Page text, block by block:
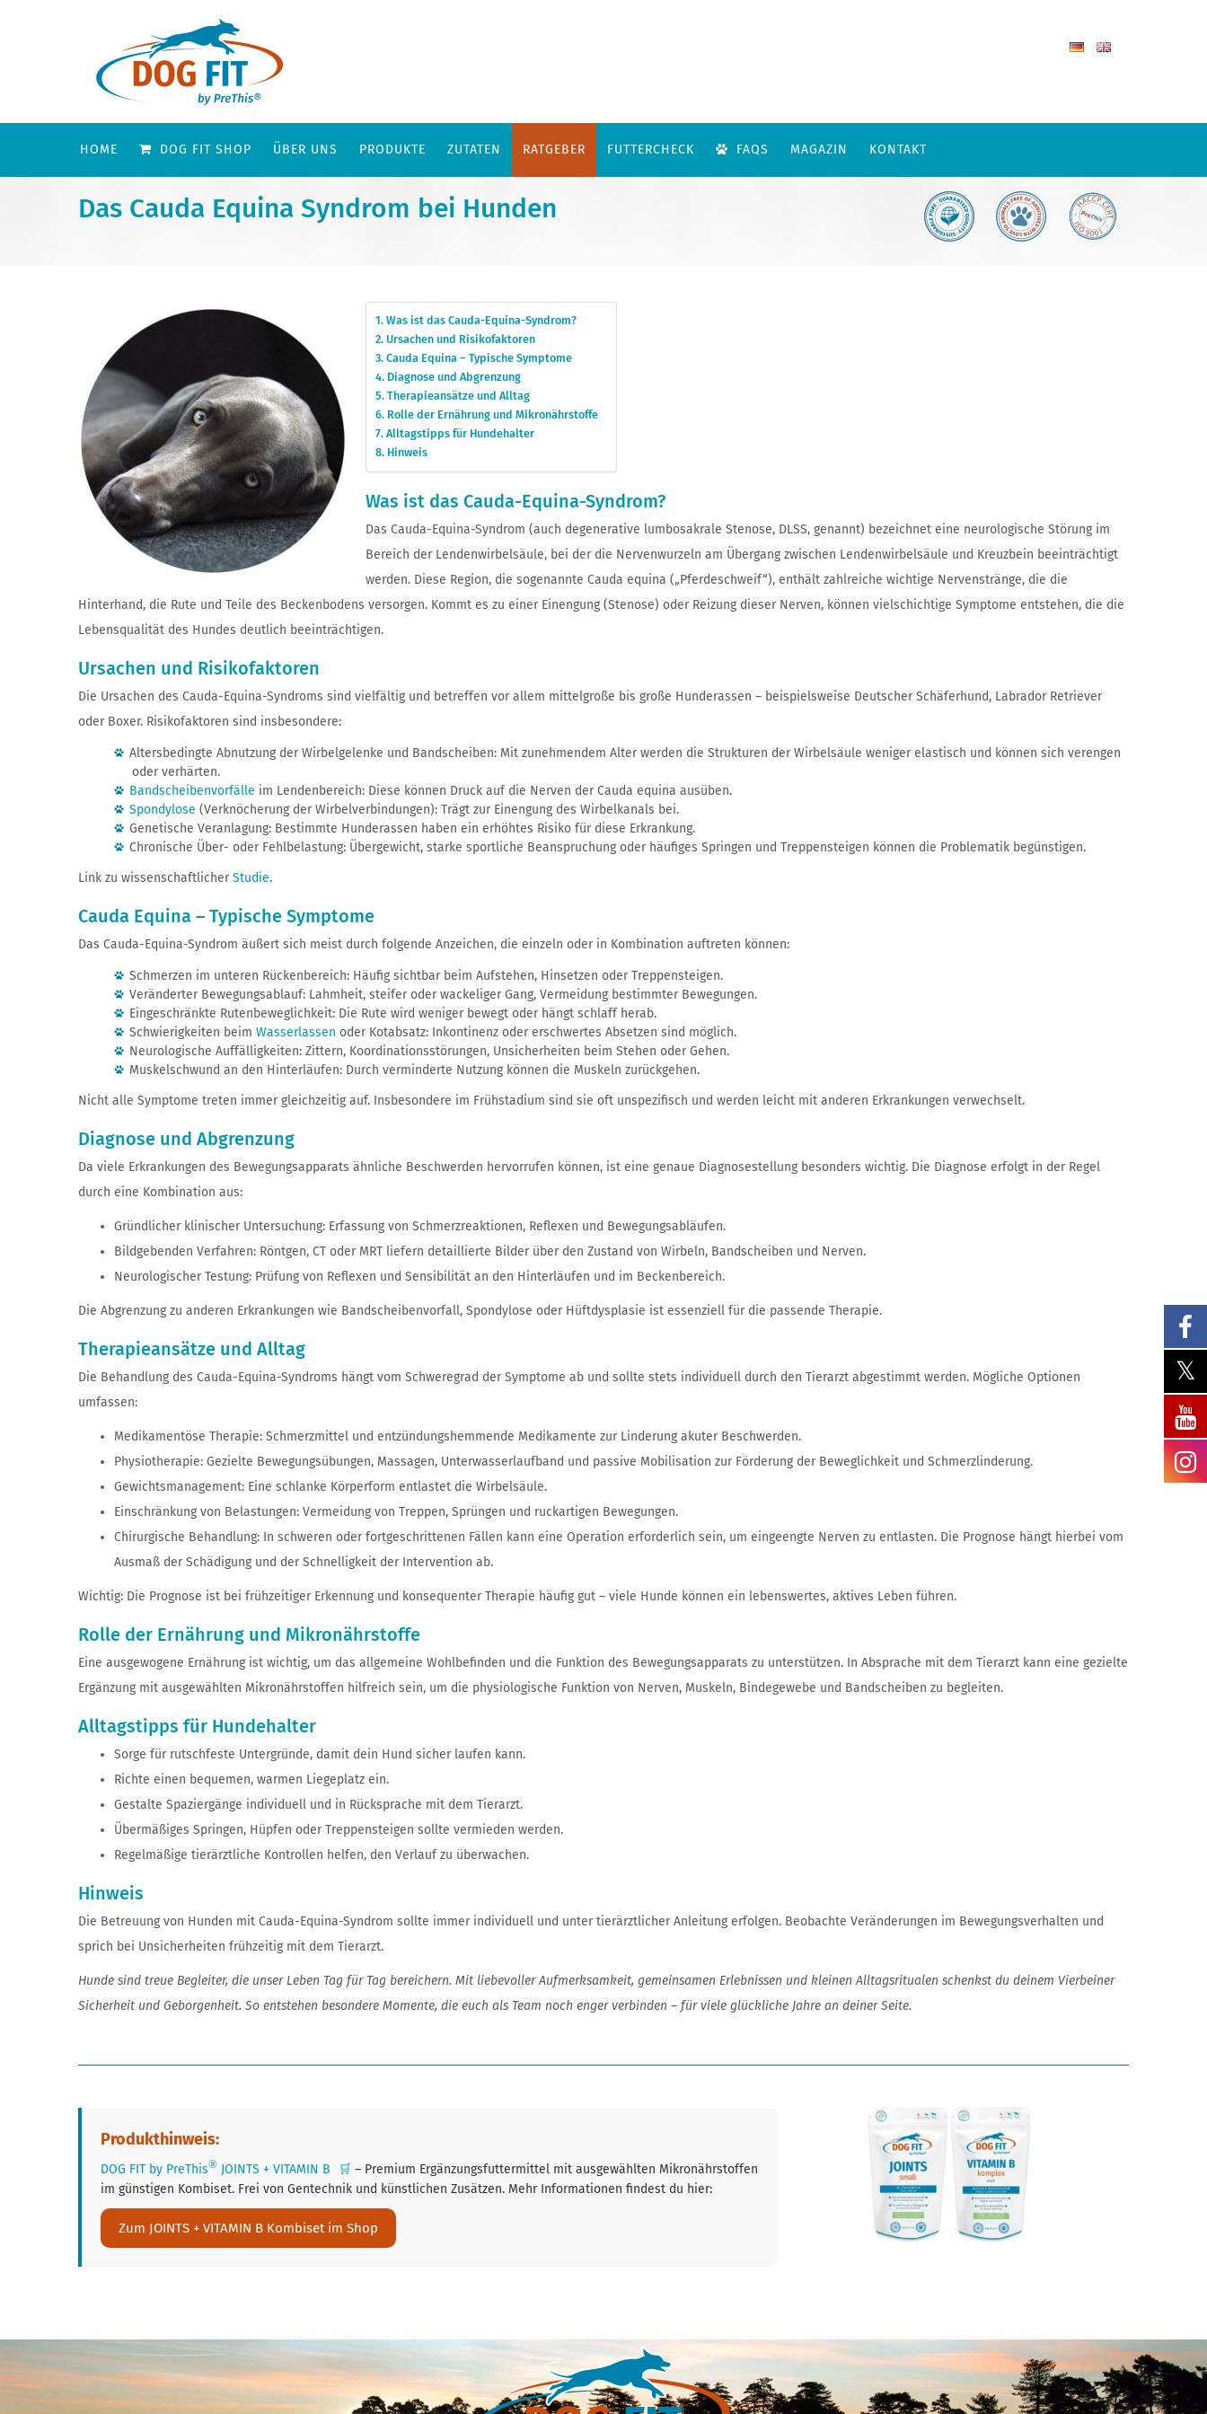
HOME DOG FIT SHOP ÜBER UNS PRODUKTE ZUTATEN RATGEBER FUTTERCHECK FAQS MAGAZIN KONTAKT
Das Cauda Equina Syndrom bei Hunden
Was ist das Cauda-Equina-Syndrom?
Ursachen und Risikofaktoren
Cauda Equina – Typische Symptome
Diagnose und Abgrenzung
Therapieansätze und Alltag
Rolle der Ernährung und Mikronährstoffe
Alltagstipps für Hundehalter
Hinweis
Was ist das Cauda-Equina-Syndrom?
Das Cauda-Equina-Syndrom (auch degenerative lumbosakrale Stenose, DLSS, genannt) bezeichnet eine neurologische Störung im
Bereich der Lendenwirbelsäule, bei der die Nervenwurzeln am Übergang zwischen Lendenwirbelsäule und Kreuzbein beeinträchtigt
werden. Diese Region, die sogenannte Cauda equina („Pferdeschweif“), enthält zahlreiche wichtige Nervenstränge, die die
Hinterhand, die Rute und Teile des Beckenbodens versorgen. Kommt es zu einer Einengung (Stenose) oder Reizung dieser Nerven, können vielschichtige Symptome entstehen, die die
Lebensqualität des Hundes deutlich beeinträchtigen.
Ursachen und Risikofaktoren
Die Ursachen des Cauda-Equina-Syndroms sind vielfältig und betreffen vor allem mittelgroße bis große Hunderassen – beispielsweise Deutscher Schäferhund, Labrador Retriever
oder Boxer. Risikofaktoren sind insbesondere:
Altersbedingte Abnutzung der Wirbelgelenke und Bandscheiben: Mit zunehmendem Alter werden die Strukturen der Wirbelsäule weniger elastisch und können sich verengen
oder verhärten.
Bandscheibenvorfälle im Lendenbereich: Diese können Druck auf die Nerven der Cauda equina ausüben.
Spondylose (Verknöcherung der Wirbelverbindungen): Trägt zur Einengung des Wirbelkanals bei.
Genetische Veranlagung: Bestimmte Hunderassen haben ein erhöhtes Risiko für diese Erkrankung.
Chronische Über- oder Fehlbelastung: Übergewicht, starke sportliche Beanspruchung oder häufiges Springen und Treppensteigen können die Problematik begünstigen.
Link zu wissenschaftlicherStudie.
Cauda Equina – Typische Symptome
Das Cauda-Equina-Syndrom äußert sich meist durch folgende Anzeichen, die einzeln oder in Kombination auftreten können:
Schmerzen im unteren Rückenbereich: Häufig sichtbar beim Aufstehen, Hinsetzen oder Treppensteigen.
Veränderter Bewegungsablauf: Lahmheit, steifer oder wackeliger Gang, Vermeidung bestimmter Bewegungen.
Eingeschränkte Rutenbeweglichkeit: Die Rute wird weniger bewegt oder hängt schlaff herab.
Schwierigkeiten beim Wasserlassen oder Kotabsatz: Inkontinenz oder erschwertes Absetzen sind möglich.
Neurologische Auffälligkeiten: Zittern, Koordinationsstörungen, Unsicherheiten beim Stehen oder Gehen.
Muskelschwund an den Hinterläufen: Durch verminderte Nutzung können die Muskeln zurückgehen.
Nicht alle Symptome treten immer gleichzeitig auf. Insbesondere im Frühstadium sind sie oft unspezifisch und werden leicht mit anderen Erkrankungen verwechselt.
Diagnose und Abgrenzung
Da viele Erkrankungen des Bewegungsapparats ähnliche Beschwerden hervorrufen können, ist eine genaue Diagnosestellung besonders wichtig. Die Diagnose erfolgt in der Regel
durch eine Kombination aus:
Gründlicher klinischer Untersuchung: Erfassung von Schmerzreaktionen, Reflexen und Bewegungsabläufen.
Bildgebenden Verfahren: Röntgen, CT oder MRT liefern detaillierte Bilder über den Zustand von Wirbeln, Bandscheiben und Nerven.
Neurologischer Testung: Prüfung von Reflexen und Sensibilität an den Hinterläufen und im Beckenbereich.
Die Abgrenzung zu anderen Erkrankungen wie Bandscheibenvorfall, Spondylose oder Hüftdysplasie ist essenziell für die passende Therapie.
Therapieansätze und Alltag
Die Behandlung des Cauda-Equina-Syndroms hängt vom Schweregrad der Symptome ab und sollte stets individuell durch den Tierarzt abgestimmt werden. Mögliche Optionen
umfassen:
Medikamentöse Therapie: Schmerzmittel und entzündungshemmende Medikamente zur Linderung akuter Beschwerden.
Physiotherapie: Gezielte Bewegungsübungen, Massagen, Unterwasserlaufband und passive Mobilisation zur Förderung der Beweglichkeit und Schmerzlinderung.
Gewichtsmanagement: Eine schlanke Körperform entlastet die Wirbelsäule.
Einschränkung von Belastungen: Vermeidung von Treppen, Sprüngen und ruckartigen Bewegungen.
Chirurgische Behandlung: In schweren oder fortgeschrittenen Fällen kann eine Operation erforderlich sein, um eingeengte Nerven zu entlasten. Die Prognose hängt hierbei vom
Ausmaß der Schädigung und der Schnelligkeit der Intervention ab.
Wichtig: Die Prognose ist bei frühzeitiger Erkennung und konsequenter Therapie häufig gut – viele Hunde können ein lebenswertes, aktives Leben führen.
Rolle der Ernährung und Mikronährstoffe
Eine ausgewogene Ernährung ist wichtig, um das allgemeine Wohlbefinden und die Funktion des Bewegungsapparats zu unterstützen. In Absprache mit dem Tierarzt kann eine gezielte
Ergänzung mit ausgewählten Mikronährstoffen hilfreich sein, um die physiologische Funktion von Nerven, Muskeln, Bindegewebe und Bandscheiben zu begleiten.
Alltagstipps für Hundehalter
Sorge für rutschfeste Untergründe, damit dein Hund sicher laufen kann.
Richte einen bequemen, warmen Liegeplatz ein.
Gestalte Spaziergänge individuell und in Rücksprache mit dem Tierarzt.
Übermäßiges Springen, Hüpfen oder Treppensteigen sollte vermieden werden.
Regelmäßige tierärztliche Kontrollen helfen, den Verlauf zu überwachen.
Hinweis
Die Betreuung von Hunden mit Cauda-Equina-Syndrom sollte immer individuell und unter tierärztlicher Anleitung erfolgen. Beobachte Veränderungen im Bewegungsverhalten und
sprich bei Unsicherheiten frühzeitig mit dem Tierarzt.
Hunde sind treue Begleiter, die unser Leben Tag für Tag bereichern. Mit liebevoller Aufmerksamkeit, gemeinsamen Erlebnissen und kleinen Alltagsritualen schenkst du deinem Vierbeiner
Sicherheit und Geborgenheit. So entstehen besondere Momente, die euch als Team noch enger verbinden – für viele glückliche Jahre an deiner Seite.
Produkthinweis:
DOG FIT by PreThis® JOINTS + VITAMIN B 🛒 – Premium Ergänzungsfuttermittel mit ausgewählten Mikronährstoffen
im günstigen Kombiset. Frei von Gentechnik und künstlichen Zusätzen. Mehr Informationen findest du hier:
Zum JOINTS + VITAMIN B Kombiset im Shop